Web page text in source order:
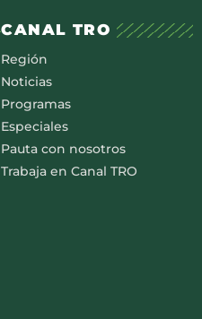
CANAL TRO
Región
Noticias
Programas
Especiales
Pauta con nosotros
Trabaja en Canal TRO